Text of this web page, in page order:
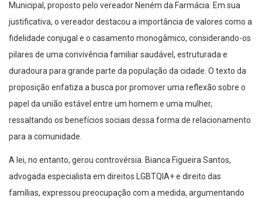
Municipal, proposto pelo vereador Neném da Farmácia. Em sua
justificativa, o vereador destacou a importância de valores como a
fidelidade conjugal e o casamento monogâmico, considerando-os
pilares de uma convivência familiar saudável, estruturada e
duradoura para grande parte da população da cidade. O texto da
proposição enfatiza a busca por promover uma reflexão sobre o
papel da união estável entre um homem e uma mulher,
ressaltando os benefícios sociais dessa forma de relacionamento
para a comunidade.
A lei, no entanto, gerou controvérsia. Bianca Figueira Santos,
advogada especialista em direitos LGBTQIA+ e direito das
famílias, expressou preocupação com a medida, argumentando